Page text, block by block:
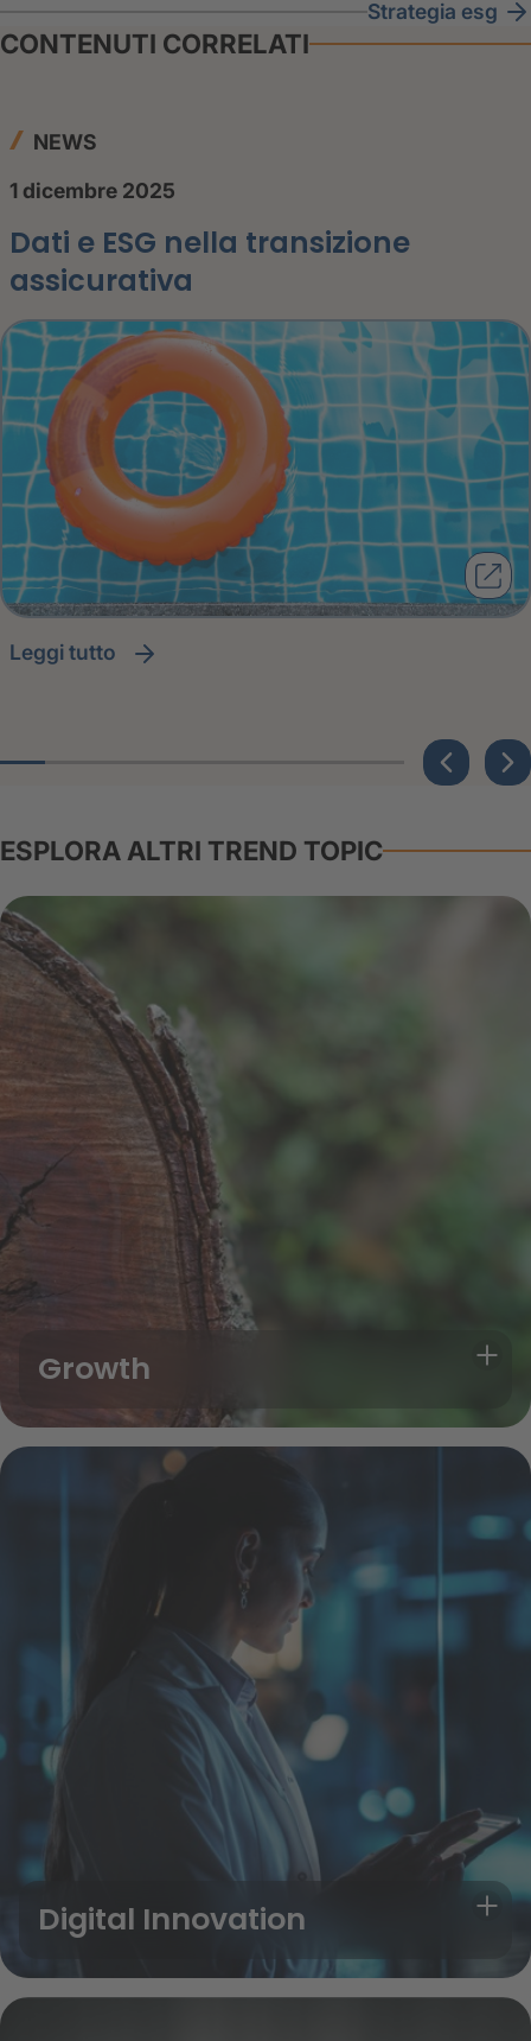
strategia esg
CONTENUTI CORRELATI
NEWS
1 dicembre 2025
Dati e ESG nella transizione
assicurativa
leggi tutto
ESPLORA ALTRI TREND TOPIC
Growth
Digital Innovation